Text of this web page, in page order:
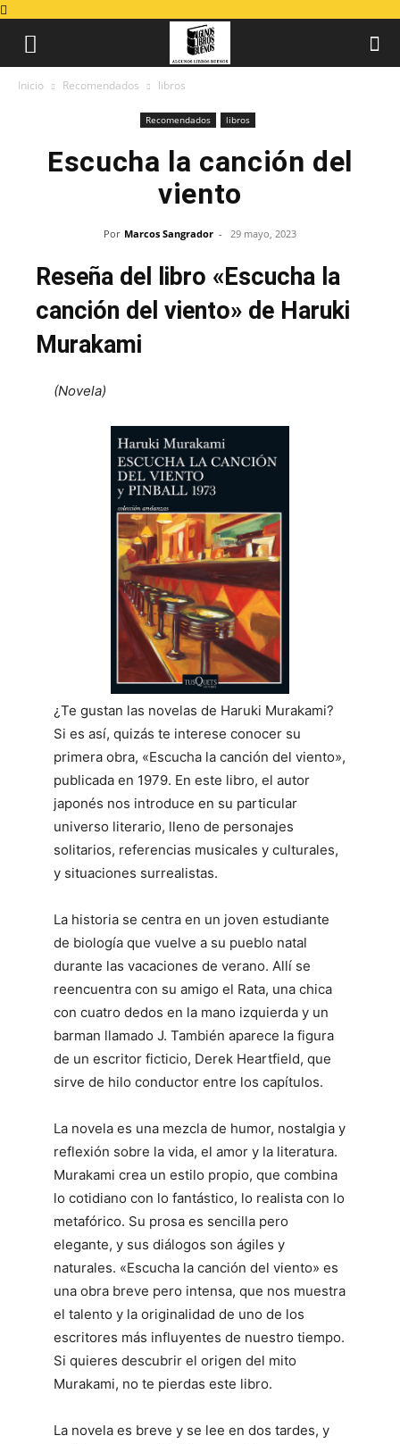
Inicio Recomendados libros
Recomendados libros
Escucha la canción del
viento
Por Marcos Sangrador - 29 mayo, 2023
Reseña del libro «Escucha la
canción del viento» de Haruki
Murakami
(Novela)
¿Te gustan las novelas de Haruki Murakami?
Si es así, quizás te interese conocer su
primera obra, «Escucha la canción del viento»,
publicada en 1979. En este libro, el autor
japonés nos introduce en su particular
universo literario, lleno de personajes
solitarios, referencias musicales y culturales,
y situaciones surrealistas.
La historia se centra en un joven estudiante
de biología que vuelve a su pueblo natal
durante las vacaciones de verano. Allí se
reencuentra con su amigo el Rata, una chica
con cuatro dedos en la mano izquierda y un
barman llamado J. También aparece la figura
de un escritor ficticio, Derek Heartfield, que
sirve de hilo conductor entre los capítulos.
La novela es una mezcla de humor, nostalgia y
reflexión sobre la vida, el amor y la literatura.
Murakami crea un estilo propio, que combina
lo cotidiano con lo fantástico, lo realista con lo
metafórico. Su prosa es sencilla pero
elegante, y sus diálogos son ágiles y
naturales. «Escucha la canción del viento» es
una obra breve pero intensa, que nos muestra
el talento y la originalidad de uno de los
escritores más influyentes de nuestro tiempo.
Si quieres descubrir el origen del mito
Murakami, no te pierdas este libro.
La novela es breve y se lee en dos tardes, y